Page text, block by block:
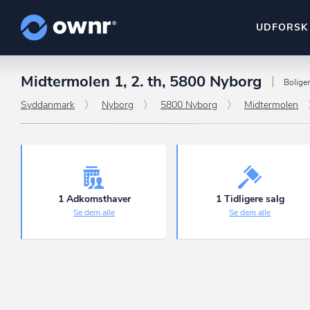
UDFORSK
ownr Insights
Hold dig opdateret og
ownr Pipeline
Sæt strøm til dit nysalg
Identificer salgsklare
Midtermolen 1, 2. th, 5800 Nyborg
Syddanmark Nyborg 5800 Nyborg Midtermolen
1 Adkomsthaver
Se dem alle
1 Tidligere salg
Se dem alle